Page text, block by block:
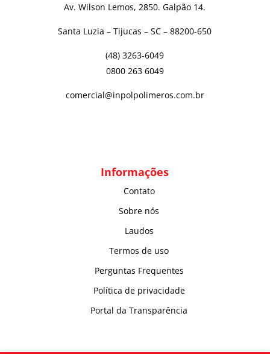
Av. Wilson Lemos, 2850. Galpão 14.
Santa Luzia – Tijucas – SC – 88200-650
(48) 3263-6049
0800 263 6049
comercial@inpolpolimeros.com.br
Informações
Contato
Sobre nós
Laudos
Termos de uso
Perguntas Frequentes
Política de privacidade
Portal da Transparência